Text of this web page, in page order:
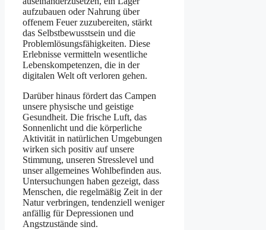
aufzubauen oder Nahrung über
offenem Feuer zuzubereiten, stärkt
das Selbstbewusstsein und die
Problemlösungsfähigkeiten. Diese
Erlebnisse vermitteln wesentliche
Lebenskompetenzen, die in der
digitalen Welt oft verloren gehen.
Darüber hinaus fördert das Campen
unsere physische und geistige
Gesundheit. Die frische Luft, das
Sonnenlicht und die körperliche
Aktivität in natürlichen Umgebungen
wirken sich positiv auf unsere
Stimmung, unseren Stresslevel und
unser allgemeines Wohlbefinden aus.
Untersuchungen haben gezeigt, dass
Menschen, die regelmäßig Zeit in der
Natur verbringen, tendenziell weniger
anfällig für Depressionen und
Angstzustände sind.